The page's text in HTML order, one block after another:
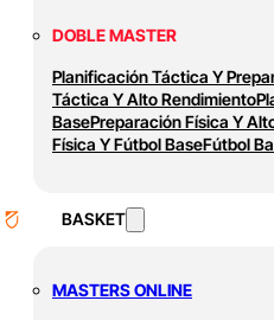
DOBLE MASTER
Planificación Táctica Y
Táctica Y Alto Rendimiento
BasePreparación Física Y
Física Y Fútbol BaseFútbol
BASKET
MASTERS ONLINE